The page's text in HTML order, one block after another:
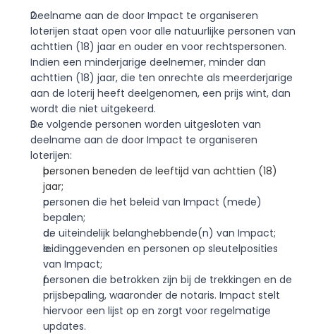
Deelname aan de door Impact te organiseren
loterijen staat open voor alle natuurlijke personen van
achttien (18) jaar en ouder en voor rechtspersonen.
Indien een minderjarige deelnemer, minder dan
achttien (18) jaar, die ten onrechte als meerderjarige
aan de loterij heeft deelgenomen, een prijs wint, dan
wordt die niet uitgekeerd.
De volgende personen worden uitgesloten van
deelname aan de door Impact te organiseren
loterijen:
personen beneden de leeftijd van achttien (18)
jaar;
personen die het beleid van Impact (mede)
bepalen;
de uiteindelijk belanghebbende(n) van Impact;
leidinggevenden en personen op sleutelposities
van Impact;
personen die betrokken zijn bij de trekkingen en de
prijsbepaling, waaronder de notaris. Impact stelt
hiervoor een lijst op en zorgt voor regelmatige
updates.